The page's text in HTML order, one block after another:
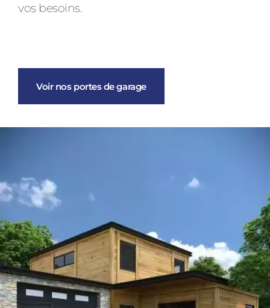
vos besoins.
Voir nos portes de garage